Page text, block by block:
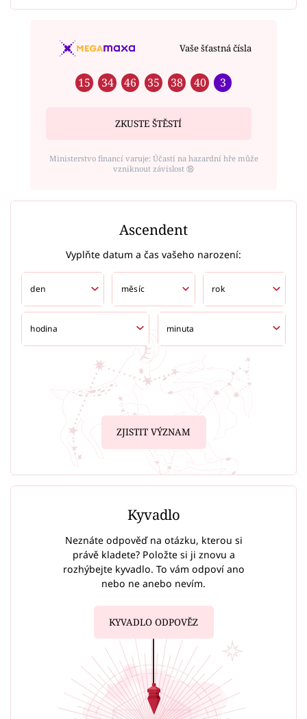
Vaše šťastná čísla
15 34 46 35 38 40 3
ZKUSTE ŠTĚSTÍ
Ministerstvo financí varuje: Účastí na hazardní hře může
vzniknout závislost ⑱
Ascendent
Vyplňte datum a čas vašeho narození:
ZJISTIT VÝZNAM
Kyvadlo
Neznáte odpověď na otázku, kterou si
právě kladete? Položte si ji znovu a
rozhýbejte kyvadlo. To vám odpoví ano
nebo ne anebo nevím.
KYVADLO ODPOVĚZ